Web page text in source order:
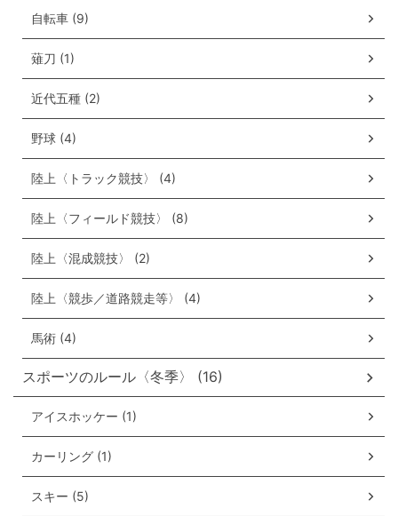
自転車 (9)
薙刀 (1)
近代五種 (2)
野球 (4)
陸上〈トラック競技〉 (4)
陸上〈フィールド競技〉 (8)
陸上〈混成競技〉 (2)
陸上〈競歩／道路競走等〉 (4)
馬術 (4)
スポーツのルール〈冬季〉 (16)
アイスホッケー (1)
カーリング (1)
スキー (5)